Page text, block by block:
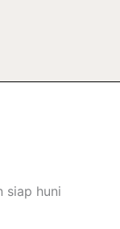
siap huni